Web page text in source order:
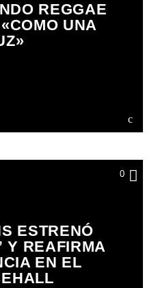
REGGAE
UNA
0
ESTRENÓ
Y REAFIRMA
EN EL